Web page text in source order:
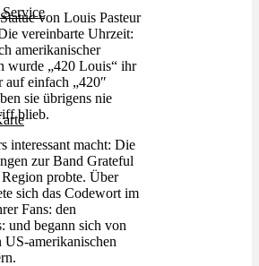
von Louis Pasteur
vereinbarte Uhrzeit:
amerikanischer
wurde „420 Louis“ ihr
auf einfach „420″
sie übrigens nie
blieb.
interessant macht: Die
zur Band Grateful
probte. Über
sich das Codewort im
Fans: den
und begann sich von
US-amerikanischen